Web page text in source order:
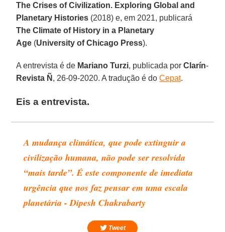
The Crises of Civilization. Exploring Global and
Planetary Histories (2018) e, em 2021, publicará
The Climate of History in a Planetary
Age (University of Chicago Press).
A entrevista é de Mariano Turzi, publicada porClarín-
Revista Ñ , 26-09-2020. A tradução é doCepat.
Eis a entrevista.
A mudança climática, que pode extinguir a
civilização humana, não pode ser resolvida
“mais tarde”. É este componente de imediata
urgência que nos faz pensar em uma escala
planetária - Dipesh Chakrabarty
Tweet